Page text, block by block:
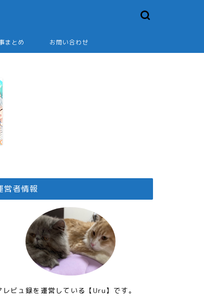
まとめ お問い合わせ
営者情報
レビュ録を運営している【Uru】です。